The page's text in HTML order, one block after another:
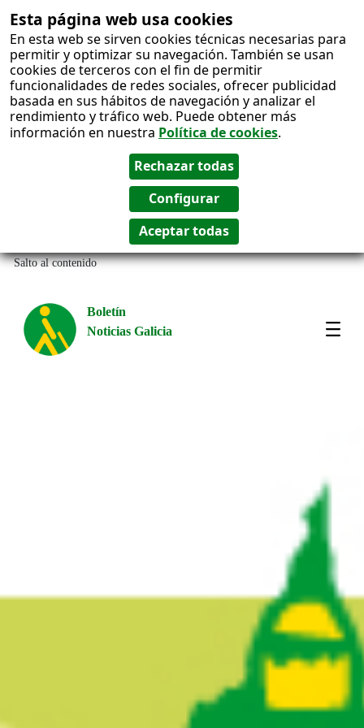
Esta página web usa cookies
En esta web se sirven cookies técnicas necesarias para
permitir y optimizar su navegación. También se usan
cookies de terceros con el fin de permitir
funcionalidades de redes sociales, ofrecer publicidad
basada en sus hábitos de navegación y analizar el
rendimiento y tráfico web. Puede obtener más
información en nuestra Política de cookies.
Salto al contenido
Boletín
Noticias Galicia